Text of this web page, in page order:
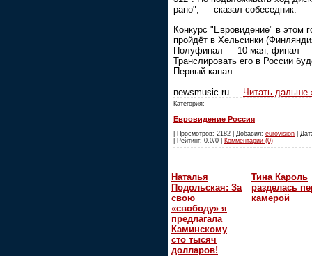
рано", — сказал собеседник.
Конкурс "Евровидение" в этом
пройдёт в Хельсинки
Полуфинал — 10 мая, финал —
Транслировать его в России
Первый канал.
newsmusic.ru
Читать дальше
Категория:
Евровидение Россия
| Просмотров: 2182 | Добавил: eurovision |
| Рейтинг: 0.0/0 | Комментарии (0)
Наталья
Подольская: За
свою
«свободу» я
предлагала
Каминскому
сто тысяч
долларов!
Тина Кароль
разделась
камерой